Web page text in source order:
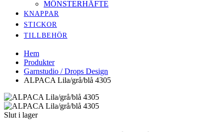
MÖNSTERHÄFTE
KNAPPAR
STICKOR
TILLBEHÖR
Hem
Produkter
Garnstudio / Drops Design
ALPACA Lila/grå/blå 4305
Slut i lager